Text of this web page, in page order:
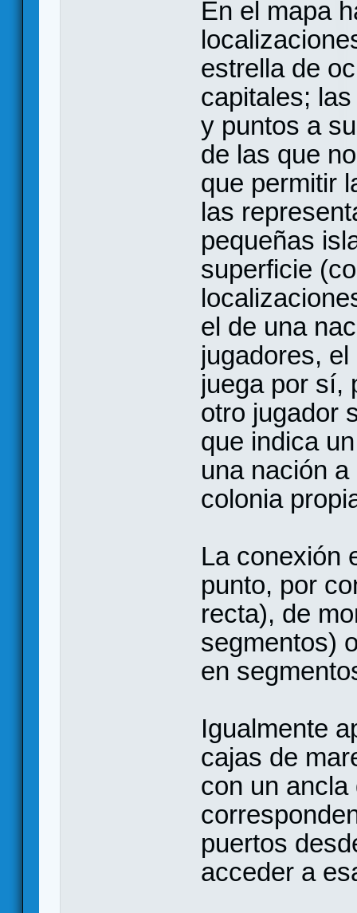
En el mapa
estrella de
capitales;
y puntos a
de las que
que permitir
las
pequeñas
superficie
el de una
jugadores,
juega por sí,
otro jugador
que indica
una nación a
colonia
La conexión
punto, por
recta), de
segmentos)
en
Igualmente
cajas de
con un ancla
puertos
acceder a